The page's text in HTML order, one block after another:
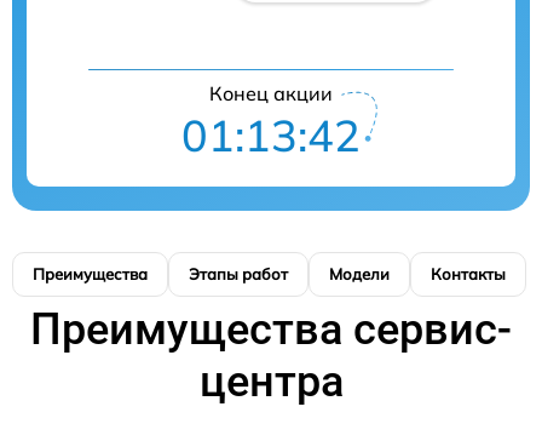
Конец акции
01:13:42
Преимущества Этапы работ Модели Контакты
Преимущества сервис-
центра